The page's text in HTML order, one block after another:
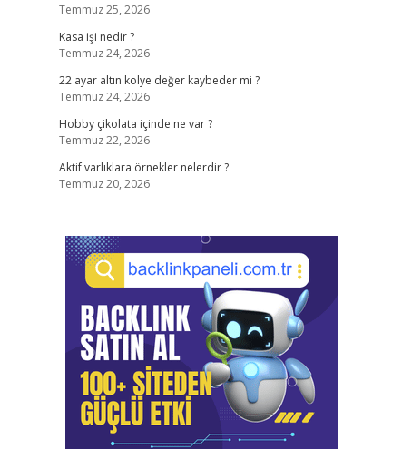
Temmuz 25, 2026
Kasa işi nedir ?
Temmuz 24, 2026
22 ayar altın kolye değer kaybeder mi ?
Temmuz 24, 2026
Hobby çikolata içinde ne var ?
Temmuz 22, 2026
Aktif varlıklara örnekler nelerdir ?
Temmuz 20, 2026